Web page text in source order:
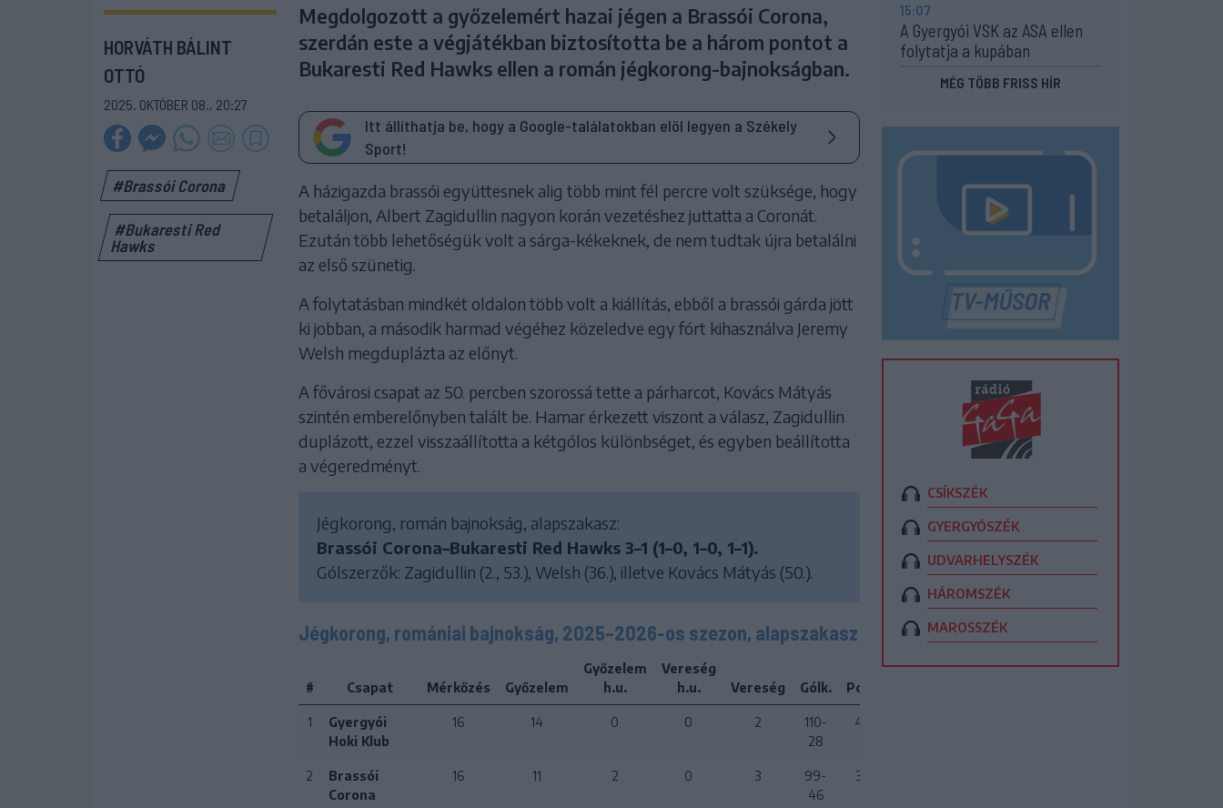
HORVÁTH BÁLINT
OTTÓ
2025. OKTÓBER 08., 20:27
#Brassói Corona
#Bukaresti Red
Hawks
Megdolgozott a győzelemért hazai jégen a Brassói Corona,
szerdán este a végjátékban biztosította be a három pontot a
Bukaresti Red Hawks ellen a román jégkorong-bajnokságban.
Itt állíthatja be, hogy a Google-találatokban elöl legyen a Székely
Sport!
A házigazda brassói együttesnek alig több mint fél percre volt szüksége, hogy
betaláljon, Albert Zagidullin nagyon korán vezetéshez juttatta a Coronát.
Ezután több lehetőségük volt a sárga-kékeknek, de nem tudtak újra betalálni
az első szünetig.
A folytatásban mindkét oldalon több volt a kiállítás, ebből a brassói gárda jött
ki jobban, a második harmad végéhez közeledve egy fórt kihasználva Jeremy
Welsh megduplázta az előnyt.
A fővárosi csapat az 50. percben szorossá tette a párharcot, Kovács Mátyás
szintén emberelőnyben talált be. Hamar érkezett viszont a válasz, Zagidullin
duplázott, ezzel visszaállította a kétgólos különbséget, és egyben beállította
a végeredményt.
Jégkorong, román bajnokság, alapszakasz:
Brassói Corona–Bukaresti Red Hawks 3–1 (1–0, 1–0, 1–1).
Gólszerzők: Zagidullin (2., 53.), Welsh (36.), illetve Kovács Mátyás (50.).
Jégkorong, romániai bajnokság, 2025–2026-os szezon, alapszakasz
# Csapat Mérkőzés Győzelem
Győzelem
h.u.
Vereség
h.u.
Vereség Gólk. Pont
1
Gyergyói
Hoki Klub
16 14 0 0 2
110-
28
42
2
Brassói
Corona
16 11 2 0 3
99-
46
37
15:07
A Gyergyói VSK az ASA ellen
folytatja a kupában
MÉG TÖBB FRISS HÍR
CSÍKSZÉK
GYERGYÓSZÉK
UDVARHELYSZÉK
HÁROMSZÉK
MAROSSZÉK